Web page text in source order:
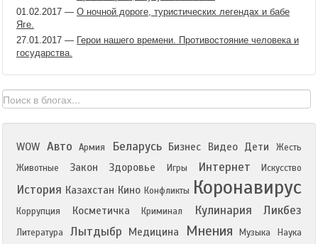
01.02.2017 — О ночной дороге, туристических легендах и бабе
Яге.
27.01.2017 — Герои нашего времени. Противостояние человека и
государства.
WOW Авто Армия Беларусь Бизнес Видео Дети
Жесть
Животные
Закон Здоровье Игры Интернет Искусство
История Казахстан Кино Конфликты Коронавирус
Коррупция Косметичка Криминал Кулинария Ликбез
Литература Лытдыбр Медицина Мнения Музыка Наука